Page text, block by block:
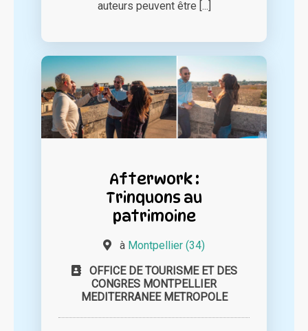
auteurs peuvent être [...]
Afterwork :
Trinquons au
patrimoine
à Montpellier (34)
OFFICE DE TOURISME ET DES
CONGRES MONTPELLIER
MEDITERRANEE METROPOLE